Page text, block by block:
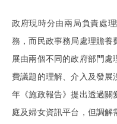
政府現時分由兩局負責處
務，而民政事務局處理贍養
展由兩個不同的政府部門
費議題的理解、介入及發展
年《施政報告》提出透過關
庭及婦女資訊平台，但調